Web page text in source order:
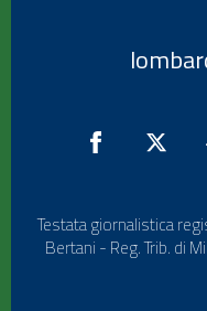
Testata giornalistica
Bertani - Reg. Trib. di